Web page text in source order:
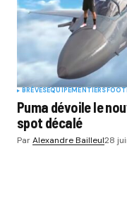
BRÈVESEQUIPEMENTIERS
Puma dévoile le
spot décalé
ParAlexandre Bailleul28